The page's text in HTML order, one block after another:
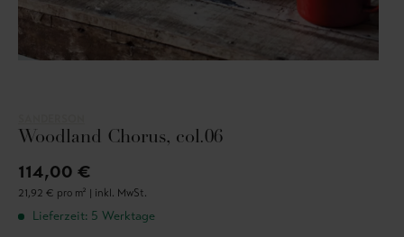
Woodland Chorus, col.06
114,00 €
21,92 € pro m² | inkl. MwSt.
Lieferzeit: 5 Werktage